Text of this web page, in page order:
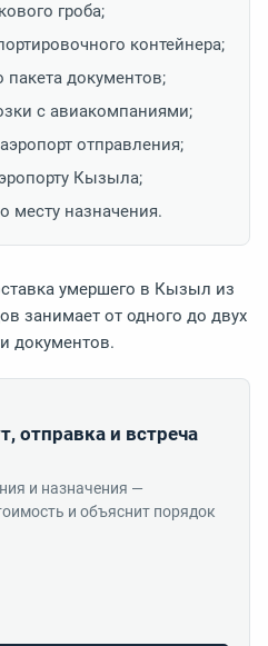
гроба;
контейнера;
документов;
с авиакомпаниями;
отправления;
Кызыла;
месту назначения.
умершего в Кызыл из
занимает от одного до двух
документов.
отправка и встреча
и назначения —
и объяснит порядок